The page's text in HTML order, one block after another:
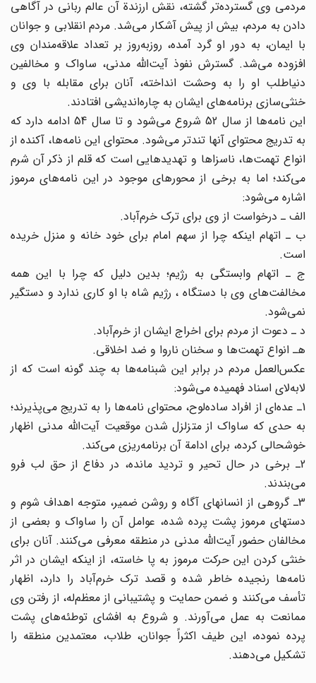
مردمی وی گسترده‌تر گشته، نقش ارزندة آن عالم ربانی در آگاهی
دادن به مردم، بیش از پیش آشکار می‌شد. مردم انقلابی و جوانان
با ایمان، به دور او گرد آمده، روزبه‌روز بر تعداد علاقه‌مندان وی
افزوده می‌شد. گسترش نفوذ آیت‌الله مدنی، ساواک و مخالفین
دنیا‌طلب او را به وحشت انداخته، آنان برای مقابله با وی و
خنثی‌سازی برنامه‌های ایشان به چاره‌اندیشی افتادند.
این نامه‌ها از سال 52 شروع می‌شود و تا سال 54 ادامه دارد که
به تدریج محتوای آنها تندتر می‌شود. محتوای این نامه‌ها، آکنده از
انواع تهمت‌ها، ناسزاها و تهدیدهایی است که قلم از ذکر آن شرم
می‌کند؛ اما به برخی از محورهای موجود در این نامه‌های مرموز
اشاره می‌شود:
الف ـ درخواست از وی برای ترک خرم‌آباد.
ب ـ اتهام اینکه چرا از سهم امام برای خود خانه و منزل خریده
است.
ج ـ اتهام وابستگی به رژیم؛ بدین دلیل که چرا با این همه
مخالفت‌های وی با دستگاه ، رژیم شاه با او کاری ندارد و دستگیر
نمی‌شود.
د ـ دعوت از مردم برای اخراج ایشان از خرم‌آباد.
ه‍ـ انواع تهمت‌ها و سخنان ناروا و ضد اخلاقی.
عکس‌العمل مردم در برابر این شبنامه‌ها به چند گونه است که از
لابه‌لای اسناد فهمیده می‌شود:
1ـ عده‌ای از افراد ساده‌لوح، محتوای نامه‌ها را به تدریج می‌پذیرند؛
به حدی که ساواک از متزلزل شدن موقعیت آیت‌الله مدنی اظهار
خوشحالی کرده، برای ادامة آن برنامه‌ریزی می‌کند.
2ـ برخی در حال تحیر و تردید مانده، در دفاع از حق لب فرو
می‌بندند.
3ـ گروهی از انسانهای آگاه و روشن ضمیر، متوجه اهداف شوم و
دستهای مرموز پشت پرده شده، عوامل آن را ساواک و بعضی از
مخالفان حضور آیت‌الله مدنی در منطقه معرفی می‌کنند. آنان برای
خنثی کردن این حرکت مرموز به پا خاسته، از اینکه ایشان در اثر
نامه‌ها رنجیده خاطر شده و قصد ترک خرم‌آباد را دارد، اظهار
تأسف می‌کنند و ضمن حمایت و پشتیبانی از معظم‌له، از رفتن وی
ممانعت به عمل می‌آورند. و شروع به افشای توطئه‌های پشت
پرده نموده، این طیف اکثراً جوانان، طلاب، معتمدین منطقه را
تشکیل می‌دهند.